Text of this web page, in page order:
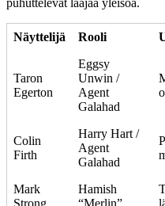
Näyttelijä Rooli
Taron
Egerton
Eggsy
Unwin /
Agent
Galahad
Colin
Firth
Harry Hart /
Agent
Galahad
Mark
Strong
Hamish
“Merlin”